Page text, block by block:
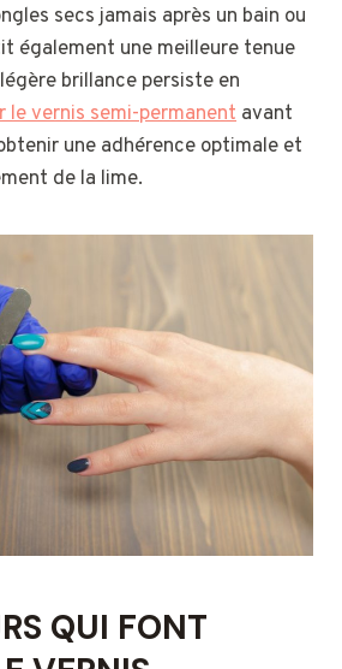
secs jamais après un bain ou
également une meilleure tenue
brillance persiste en
le vernis semi-permanent avant
une adhérence optimale et
de la lime.
QUI FONT